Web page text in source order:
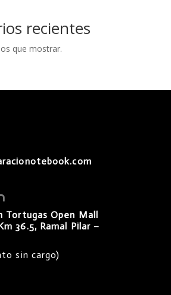
recientes
que mostrar.
Tortugas Open Mall
36.5, Ramal Pilar –
sin cargo)